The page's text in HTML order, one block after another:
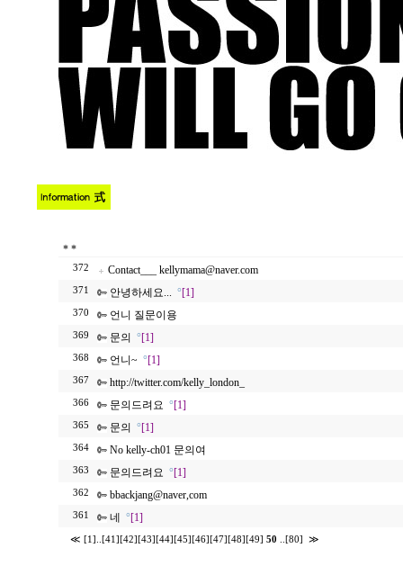
* *
372 Contact___ kellymama@naver.com
371 안녕하세요... °[1]
370 언니 질문이용
369 문의 °[1]
368 언니~ °[1]
367 http://twitter.com/kelly_london_
366 문의드려요 °[1]
365 문의 °[1]
364 No kelly-ch01 문의여
363 문의드려요 °[1]
362 bbackjang@naver,com
361 네 °[1]
≪ [1] [41] [42] [43] [44] [45] [46] [47] [48] [49] 50 [80] ≫